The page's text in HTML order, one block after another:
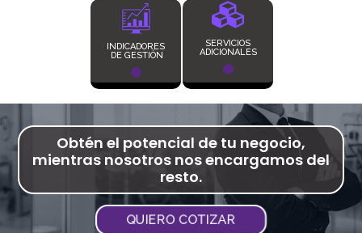
INDICADORES
DE GESTIÓN
SERVICIOS
ADICIONALES
Obtén el potencial de tu negocio,
mientras nosotros nos encargamos del
resto.
QUIERO COTIZAR